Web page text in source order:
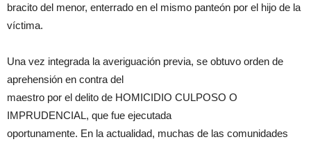
bracito del menor, enterrado en el mismo panteón por el hijo de la
víctima.
Una vez integrada la averiguación previa, se obtuvo orden de
aprehensión en contra del
maestro por el delito de HOMICIDIO CULPOSO O
IMPRUDENCIAL, que fue ejecutada
oportunamente. En la actualidad, muchas de las comunidades